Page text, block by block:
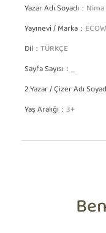
Yazar Adı Soyadı
Yayınevi / Marka
Dil TÜRKÇE
Sayfa Sayısı _
2.Yazar / Çizer Adı
Yaş Aralığı 3+